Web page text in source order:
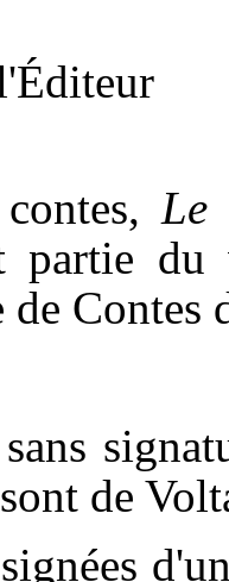
Le
partie du
de Contes
de